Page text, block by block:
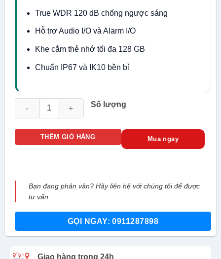
True WDR 120 dB chống ngược sáng
Hỗ trợ Audio I/O và Alarm I/O
Khe cắm thẻ nhớ tối đa 128 GB
Chuẩn IP67 và IK10 bền bỉ
Số lượng
Camera IP Hikvision DS-2CD2721G0-IZS số lượng
THÊM GIỎ HÀNG Mua ngay
Bạn đang phân vân? Hãy liên hệ với chúng tôi để được
tư vấn
GỌI NGAY: 0911287898
Giao hàng trong 24h